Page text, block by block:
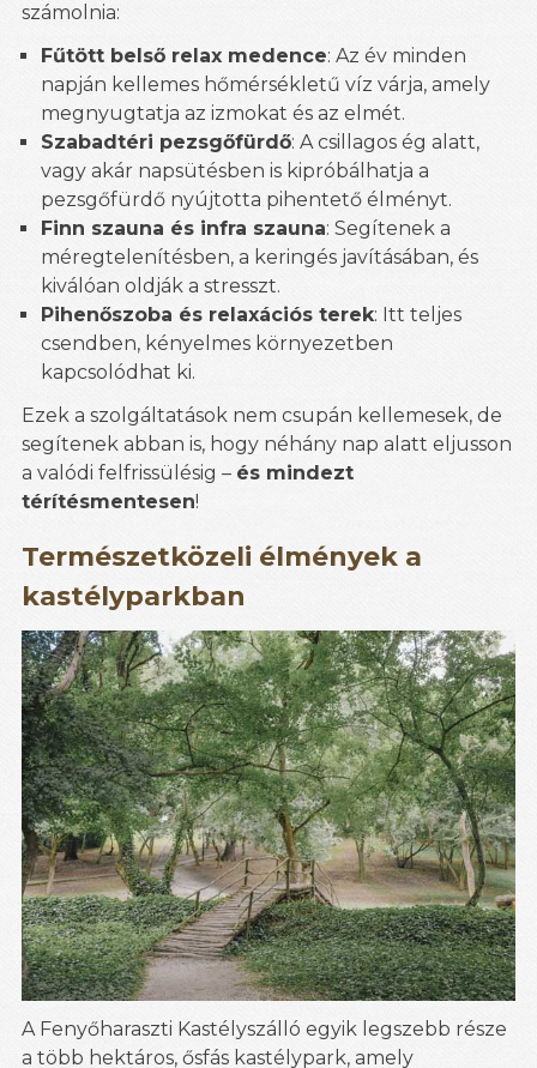
számolnia:
Fűtött belső relax medence: Az év minden
napján kellemes hőmérsékletű víz várja, amely
megnyugtatja az izmokat és az elmét.
Szabadtéri pezsgőfürdő: A csillagos ég alatt,
vagy akár napsütésben is kipróbálhatja a
pezsgőfürdő nyújtotta pihentető élményt.
Finn szauna és infra szauna: Segítenek a
méregtelenítésben, a keringés javításában, és
kiválóan oldják a stresszt.
Pihenőszoba és relaxációs terek: Itt teljes
csendben, kényelmes környezetben
kapcsolódhat ki.
Ezek a szolgáltatások nem csupán kellemesek, de
segítenek abban is, hogy néhány nap alatt eljusson
a valódi felfrissülésig – és mindezt
térítésmentesen!
Természetközeli élmények a
kastélyparkban
A Fenyőharaszti Kastélyszálló egyik legszebb része
a több hektáros, ősfás kastélypark, amely